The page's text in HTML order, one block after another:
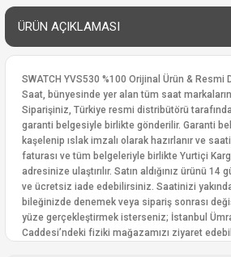
ÜRÜN AÇIKLAMASI
SWATCH YVS530 %100 Orijinal Ürün &
Saat, bünyesinde yer alan tüm saat
Siparişiniz, Türkiye resmi distribütörü
garanti belgesiyle birlikte gönderilir. Garanti
kaşelenip ıslak imzalı olarak hazırlanır ve
faturası ve tüm belgeleriyle birlikte Yurtiçi
adresinize ulaştırılır. Satın aldığınız ürünü
ve ücretsiz iade edebilirsiniz. Saatinizi
bileğinizde denemek veya sipariş sonrası
yüze gerçekleştirmek isterseniz; İstanbul
Caddesi’ndeki fiziki mağazamızı ziyaret